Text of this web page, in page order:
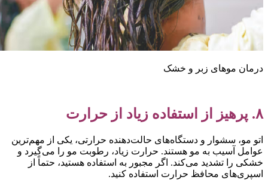
موهای زبر و خشک
زیاد از حرارت
مو، سشوار و دستگاه‌های حالت‌دهنده حرارتی، یکی از مهم‌ترین
آسیب به مو هستند. حرارت زیاد، رطوبت مو را می‌گیرد و
را تشدید می‌کند. اگر مجبور به استفاده هستید، حتماً از
محافظ حرارت استفاده کنید.